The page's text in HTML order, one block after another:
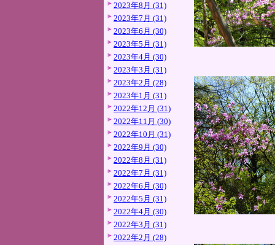
2023年8月 (31)
2023年7月 (31)
2023年6月 (30)
2023年5月 (31)
2023年4月 (30)
2023年3月 (31)
2023年2月 (28)
2023年1月 (31)
2022年12月 (31)
2022年11月 (30)
2022年10月 (31)
2022年9月 (30)
2022年8月 (31)
2022年7月 (31)
2022年6月 (30)
2022年5月 (31)
2022年4月 (30)
2022年3月 (31)
2022年2月 (28)